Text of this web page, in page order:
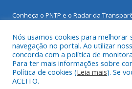
Conheça o PNTP e o Radar da
Todos os direitos reservados a
Novo.
Nós usamos cookies para melhorar
navegação no portal. Ao utilizar
concorda com a política de
Para ter mais informações sobre
Política de cookies (Leia mais). Se
ACEITO.